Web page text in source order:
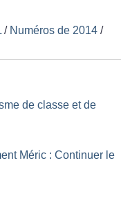
/ Numéros de 2014 /
de classe et de
Méric : Continuer le